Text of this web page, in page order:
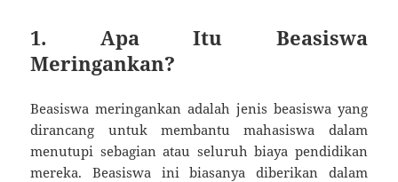
1. Apa Itu Beasiswa
Meringankan?
Beasiswa meringankan adalah jenis beasiswa yang
dirancang untuk membantu mahasiswa dalam
menutupi sebagian atau seluruh biaya pendidikan
mereka. Beasiswa ini biasanya diberikan dalam